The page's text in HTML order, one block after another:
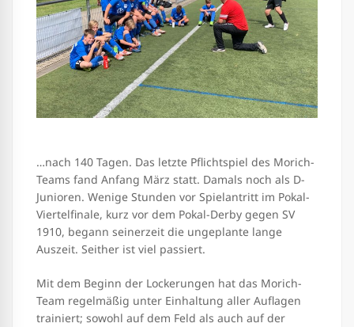
…nach 140 Tagen. Das letzte Pflichtspiel des Morich-
Teams fand Anfang März statt. Damals noch als D-
Junioren. Wenige Stunden vor Spielantritt im Pokal-
Viertelfinale, kurz vor dem Pokal-Derby gegen SV
1910, begann seinerzeit die ungeplante lange
Auszeit. Seither ist viel passiert.
Mit dem Beginn der Lockerungen hat das Morich-
Team regelmäßig unter Einhaltung aller Auflagen
trainiert; sowohl auf dem Feld als auch auf der